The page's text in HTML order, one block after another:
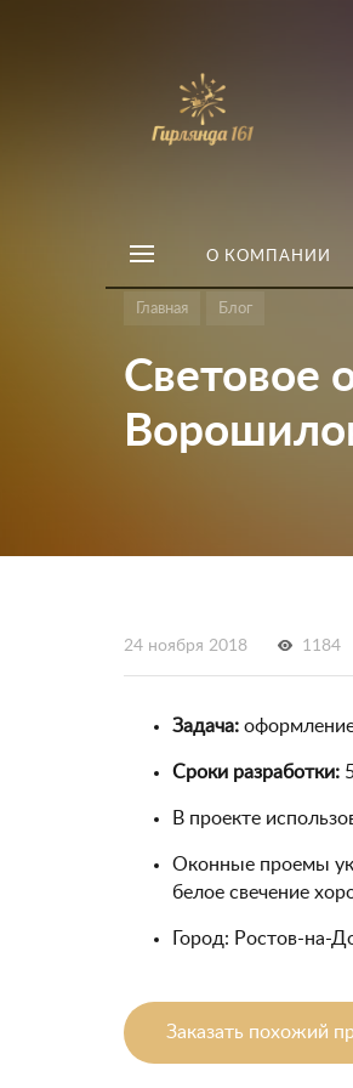
О КОМПАНИИ
Главная Блог
Световое
24 ноября 2018 1184
Задача:
Сроки разработки:
В проекте
Оконные проемы
белое свечение
Город: Ростов-на-
Заказать похожий